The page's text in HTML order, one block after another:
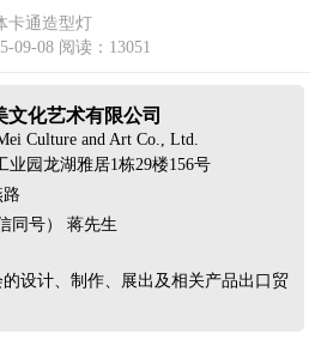
卡通造型灯
09-08 阅读：13051
文化艺术有限公司
Culture and Art Co., Ltd.
业园龙湖雅居1栋29楼156号
同号） 蒋先生
设计、制作、展出及相关产品出口贸